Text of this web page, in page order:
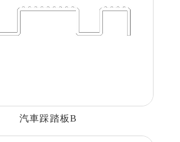
汽車踩踏板B